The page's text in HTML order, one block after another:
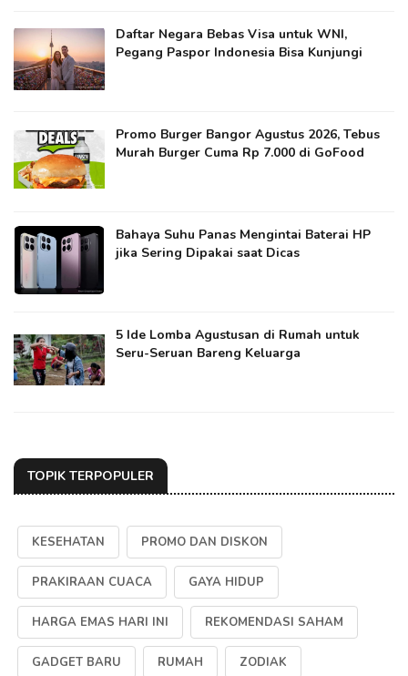
Daftar Negara Bebas Visa untuk WNI,
Pegang Paspor Indonesia Bisa Kunjungi
Promo Burger Bangor Agustus 2026, Tebus
Murah Burger Cuma Rp 7.000 di GoFood
Bahaya Suhu Panas Mengintai Baterai HP
jika Sering Dipakai saat Dicas
5 Ide Lomba Agustusan di Rumah untuk
Seru-Seruan Bareng Keluarga
TOPIK TERPOPULER
KESEHATAN PROMO DAN DISKON
PRAKIRAAN CUACA GAYA HIDUP
HARGA EMAS HARI INI REKOMENDASI SAHAM
GADGET BARU RUMAH ZODIAK